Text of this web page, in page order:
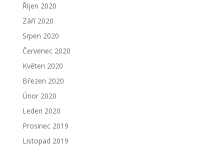
Říjen 2020
Září 2020
Srpen 2020
Červenec 2020
Květen 2020
Březen 2020
Únor 2020
Leden 2020
Prosinec 2019
Listopad 2019